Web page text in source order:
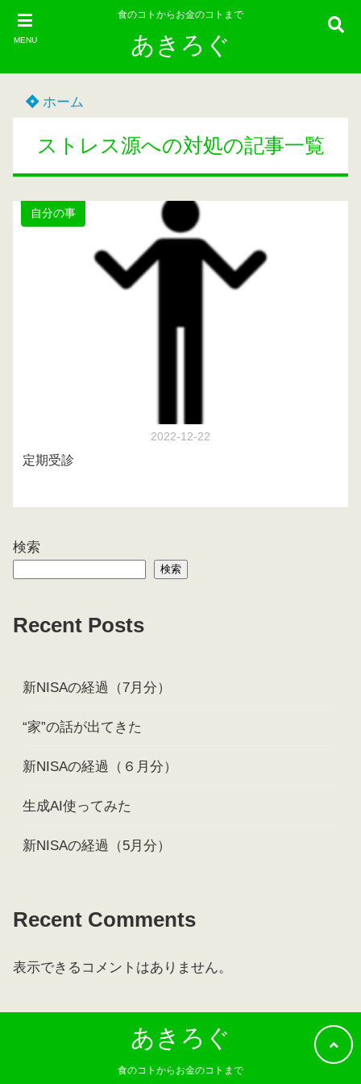
MENU
食のコトからお金のコトまで
あきろぐ
ホーム
ストレス源への対処の記事一覧
自分の事
2022-12-22
定期受診
検索
検索
Recent Posts
新NISAの経過（7月分）
“家”の話が出てきた
新NISAの経過（６月分）
生成AI使ってみた
新NISAの経過（5月分）
Recent Comments
表示できるコメントはありません。
あきろぐ
食のコトからお金のコトまで